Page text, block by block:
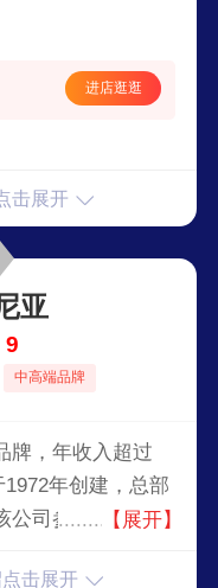
进店逛逛
击展开
亚
9
中高端品牌
牌，年收入超过
年创建，总部
公司参与了几个环
【展开】
击展开